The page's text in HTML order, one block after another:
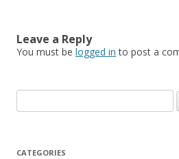
Leave a Reply
You must be logged in to post a
for:
CATEGORIES